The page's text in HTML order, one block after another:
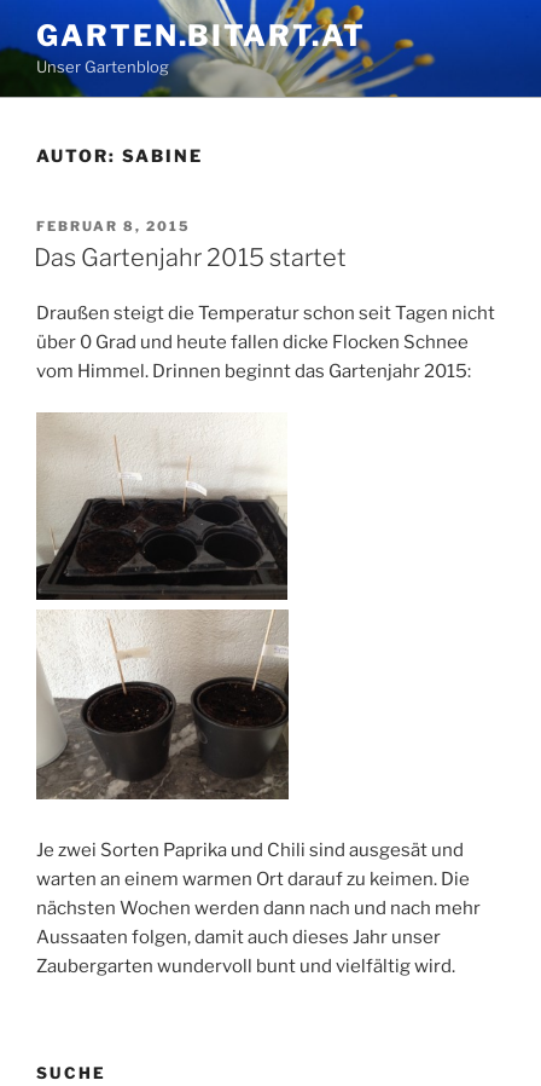
Inhalt
springen
GARTEN.BITART.AT
Unser Gartenblog
AUTOR: SABINE
VERÖFFENTLICHT
AM
FEBRUAR 8, 2015
Das Gartenjahr 2015 startet
Draußen steigt die Temperatur schon seit Tagen nicht
über 0 Grad und heute fallen dicke Flocken Schnee
vom Himmel. Drinnen beginnt das Gartenjahr 2015:
Je zwei Sorten Paprika und Chili sind ausgesät und
warten an einem warmen Ort darauf zu keimen. Die
nächsten Wochen werden dann nach und nach mehr
Aussaaten folgen, damit auch dieses Jahr unser
Zaubergarten wundervoll bunt und vielfältig wird.
SUCHE